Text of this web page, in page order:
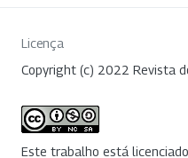
Licença
Copyright (c) 2022 Revista
Este trabalho está